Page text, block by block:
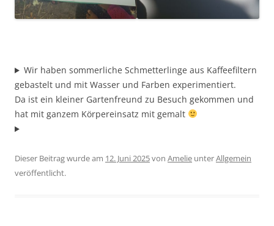
Wir haben sommerliche Schmetterlinge aus Kaffeefiltern
gebastelt und mit Wasser und Farben experimentiert.
Da ist ein kleiner Gartenfreund zu Besuch gekommen und
hat mit ganzem Körpereinsatz mit gemalt
Dieser Beitrag wurde am 12. Juni 2025von Amelie unterAllgemein
veröffentlicht.